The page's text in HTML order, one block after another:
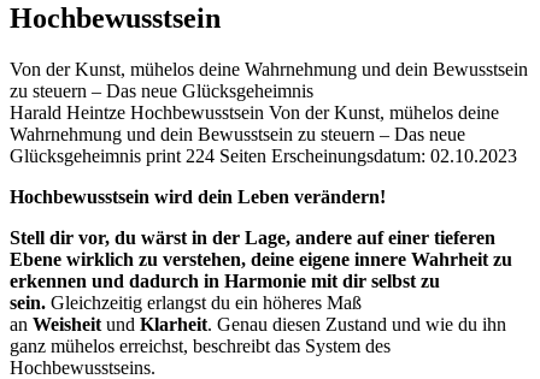
Hochbewusstsein
Von der Kunst, mühelos deine Wahrnehmung und dein Bewusstsein
zu steuern – Das neue Glücksgeheimnis
Beschreibung
Harald Heintze Hochbewusstsein Von der Kunst, mühelos deine
Wahrnehmung und dein Bewusstsein zu steuern – Das neue
Glücksgeheimnis print 224 Seiten Erscheinungsdatum: 02.10.2023
Beschreibung
Hochbewusstsein wird dein Leben verändern!
Stell dir vor, du wärst in der Lage, andere auf einer tieferen
Ebene wirklich zu verstehen, deine eigene innere Wahrheit zu
erkennen und dadurch in Harmonie mit dir selbst zu
sein. Gleichzeitig erlangst du ein höheres Maß
an Weisheit und Klarheit. Genau diesen Zustand und wie du ihn
ganz mühelos erreichst, beschreibt das System des
Hochbewusstseins.